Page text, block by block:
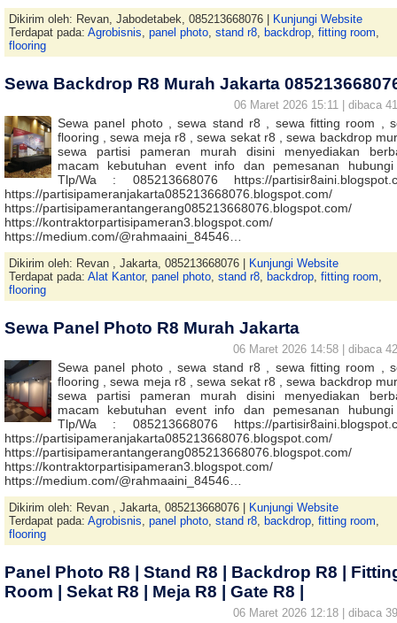
Dikirim oleh: Revan, Jabodetabek, 085213668076 |
Kunjungi Website
Terdapat pada: Agrobisnis, panel photo, stand r8, backdrop, fitting room,
flooring
Sewa Backdrop R8 Murah Jakarta
06 Maret 2026 15:11 | dibaca
Sewa panel photo , sewa stand r8 , sewa fitting room ,
flooring , sewa meja r8 , sewa sekat r8 , sewa backdrop
sewa partisi pameran murah disini menyediakan
macam kebutuhan event info dan pemesanan
Tlp/Wa : 085213668076 https://
https://partisipameranjakarta085213668076.blogspot.com/
https://partisipamerantangerang085213668076.blogspot.com/
https://kontraktorpartisipameran3.blogspot.com/
https://medium.com/@rahmaaini_84546…
Dikirim oleh: Revan , Jakarta, 085213668076 |
Kunjungi Website
Terdapat pada: Alat Kantor, panel photo, stand r8, backdrop, fitting room,
flooring
Sewa Panel Photo R8 Murah Jakarta
06 Maret 2026 14:58 | dibaca
Sewa panel photo , sewa stand r8 , sewa fitting room ,
flooring , sewa meja r8 , sewa sekat r8 , sewa backdrop
sewa partisi pameran murah disini menyediakan
macam kebutuhan event info dan pemesanan
Tlp/Wa : 085213668076 https://
https://partisipameranjakarta085213668076.blogspot.com/
https://partisipamerantangerang085213668076.blogspot.com/
https://kontraktorpartisipameran3.blogspot.com/
https://medium.com/@rahmaaini_84546…
Dikirim oleh: Revan , Jakarta, 085213668076 |
Kunjungi Website
Terdapat pada: Agrobisnis, panel photo, stand r8, backdrop, fitting room,
flooring
Panel Photo R8 | Stand R8 | Backdrop R8 |
Room | Sekat R8 | Meja R8 | Gate R8 |
06 Maret 2026 12:18 | dibaca